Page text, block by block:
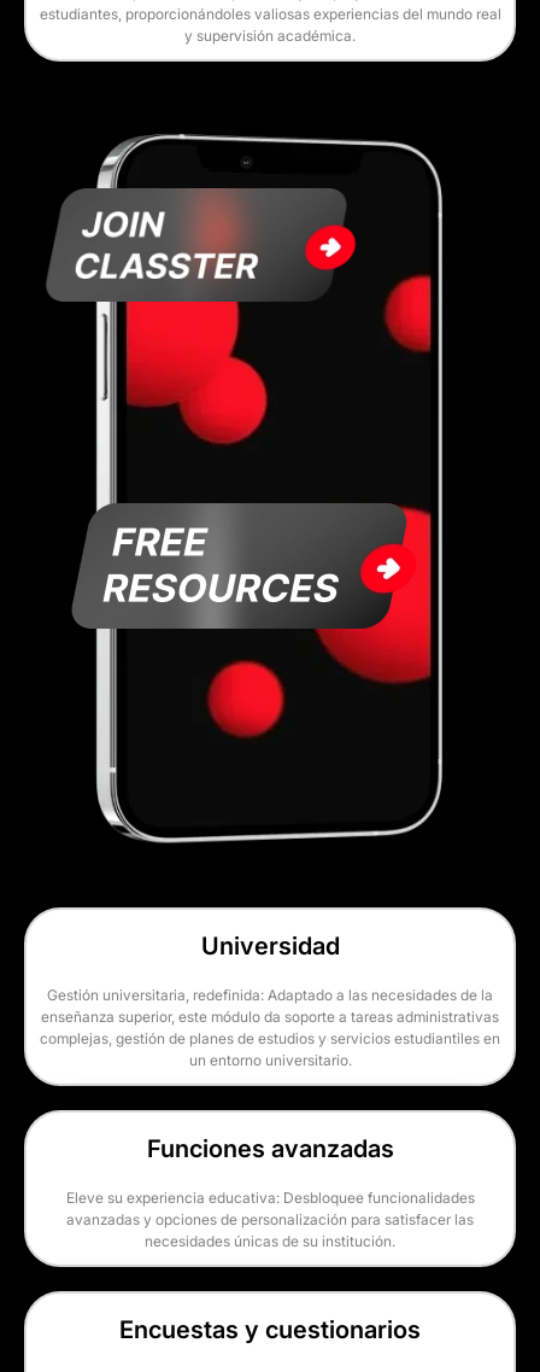
estudiantes, proporcionándoles valiosas experiencias del mundo real
y supervisión académica.
Universidad
Gestión universitaria, redefinida: Adaptado a las necesidades de la
enseñanza superior, este módulo da soporte a tareas administrativas
complejas, gestión de planes de estudios y servicios estudiantiles en
un entorno universitario.
Funciones avanzadas
Eleve su experiencia educativa: Desbloquee funcionalidades
avanzadas y opciones de personalización para satisfacer las
necesidades únicas de su institución.
Encuestas y cuestionarios